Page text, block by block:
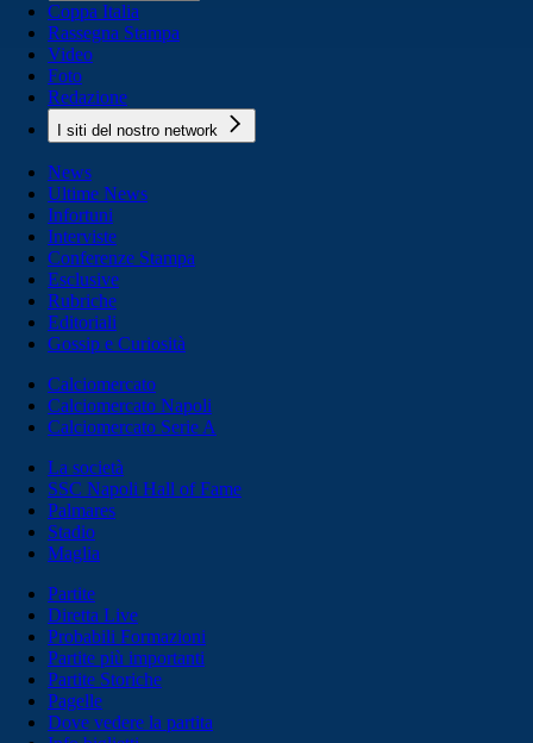
Coppa Italia
Rassegna Stampa
Video
Foto
Redazione
I siti del nostro network
News
Ultime News
Infortuni
Interviste
Conferenze Stampa
Esclusive
Rubriche
Editoriali
Gossip e Curiosità
Calciomercato
Calciomercato Napoli
Calciomercato Serie A
La società
SSC Napoli Hall of Fame
Palmares
Stadio
Maglia
Partite
Diretta Live
Probabili Formazioni
Partite più importanti
Partite Storiche
Pagelle
Dove vedere la partita